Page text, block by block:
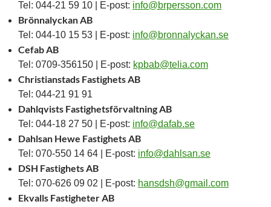
Tel: 044-21 59 10 | E-post: info@brpersson.com
Brönnalyckan AB
Tel: 044-10 15 53 | E-post: info@bronnalyckan.se
Cefab AB
Tel: 0709-356150 | E-post: kpbab@telia.com
Christianstads Fastighets AB
Tel: 044-21 91 91
Dahlqvists Fastighetsförvaltning AB
Tel: 044-18 27 50 | E-post: info@dafab.se
Dahlsan Hewe Fastighets AB
Tel: 070-550 14 64 | E-post: info@dahlsan.se
DSH Fastighets AB
Tel: 070-626 09 02 | E-post: hansdsh@gmail.com
Ekvalls Fastigheter AB